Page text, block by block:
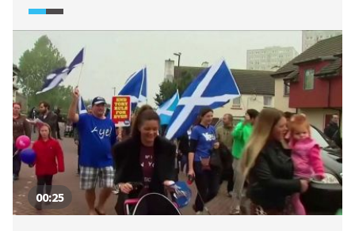
vystoupení Británie z Evropské unie. Britové z EU
odešli, ale výsledek referenda o Brexitu v rámci
samotného Skotska byly jiný – většina Skotů chtěla
v Evropské unii setrvat. Proto nyní skotští nacionalisté
upozorňují na zásadní změnu poměrů a potřebu
nového referenda o nezávislosti. To však londýnská
vláda odmítá s tím, že referendum o nezávislosti není
možné ani ne po deseti letech opakovat.
00:25